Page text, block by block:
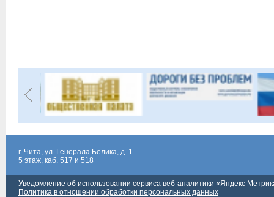
г. Чита, ул. Генерала Белика, д. 1
5 этаж, каб. 517 и 518
Уведомление об использовании сервиса веб-аналитики «Яндекс
Политика в отношении обработки персональных данных